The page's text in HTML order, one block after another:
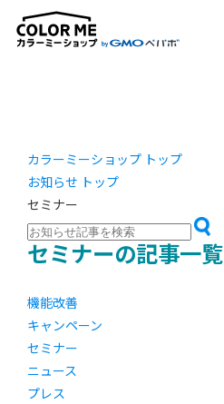
カラーミーショップ トップ
お知らせ トップ
セミナー
セミナーの記事一覧
機能改善
キャンペーン
セミナー
ニュース
プレス